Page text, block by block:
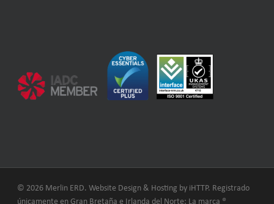
© 2026 Merlin ERD. Website Design & Hosting by iHTTP. Registrado
únicamente en Gran Bretaña e Irlanda del Norte: La marca ®